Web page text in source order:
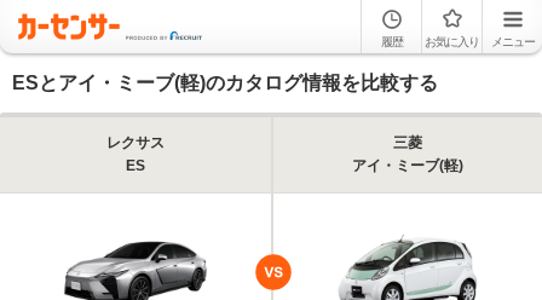
履歴 お気に入り メニュー
ESとアイ・ミーブ(軽)のカタログ情報を比較する
レクサス
ES
三菱
アイ・ミーブ(軽)